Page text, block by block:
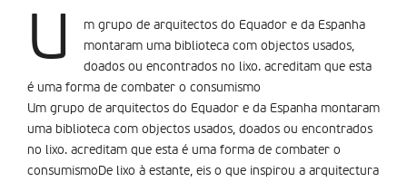
U
m grupo de arquitectos do Equador e da Espanha
montaram uma biblioteca com objectos usados,
doados ou encontrados no lixo. acreditam que esta
é uma forma de combater o consumismo
Um grupo de arquitectos do Equador e da Espanha montaram
uma biblioteca com objectos usados, doados ou encontrados
no lixo. acreditam que esta é uma forma de combater o
consumismoDe lixo à estante, eis o que inspirou a arquitectura